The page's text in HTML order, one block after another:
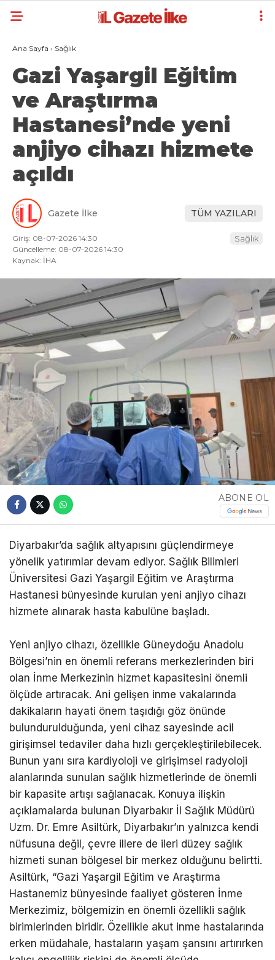
Ana Sayfa › Sağlık
Gazi Yaşargil Eğitim
ve Araştırma
Hastanesi’nde yeni
anjiyo cihazı hizmete
açıldı
Gazete İlke TÜM YAZILARI
Giriş: 08-07-2026 14:30
Güncelleme: 08-07-2026 14:30
Kaynak: İHA
Sağlık
ABONE OL
Diyarbakır’da sağlık altyapısını güçlendirmeye
yönelik yatırımlar devam ediyor. Sağlık Bilimleri
Üniversitesi Gazi Yaşargil Eğitim ve Araştırma
Hastanesi bünyesinde kurulan yeni anjiyo cihazı
hizmete alınarak hasta kabulüne başladı.
Yeni anjiyo cihazı, özellikle Güneydoğu Anadolu
Bölgesi’nin en önemli referans merkezlerinden biri
olan İnme Merkezinin hizmet kapasitesini önemli
ölçüde artıracak. Ani gelişen inme vakalarında
dakikaların hayati önem taşıdığı göz önünde
bulundurulduğunda, yeni cihaz sayesinde acil
girişimsel tedaviler daha hızlı gerçekleştirilebilecek.
Bunun yanı sıra kardiyoloji ve girişimsel radyoloji
alanlarında sunulan sağlık hizmetlerinde de önemli
bir kapasite artışı sağlanacak. Konuya ilişkin
açıklamalarda bulunan Diyarbakır İl Sağlık Müdürü
Uzm. Dr. Emre Asiltürk, Diyarbakır’ın yalnızca kendi
nüfusuna değil, çevre illere de ileri düzey sağlık
hizmeti sunan bölgesel bir merkez olduğunu belirtti.
Asiltürk, “Gazi Yaşargil Eğitim ve Araştırma
Hastanemiz bünyesinde faaliyet gösteren İnme
Merkezimiz, bölgemizin en önemli özellikli sağlık
birimlerinden biridir. Özellikle akut inme hastalarında
erken müdahale, hastaların yaşam şansını artırırken